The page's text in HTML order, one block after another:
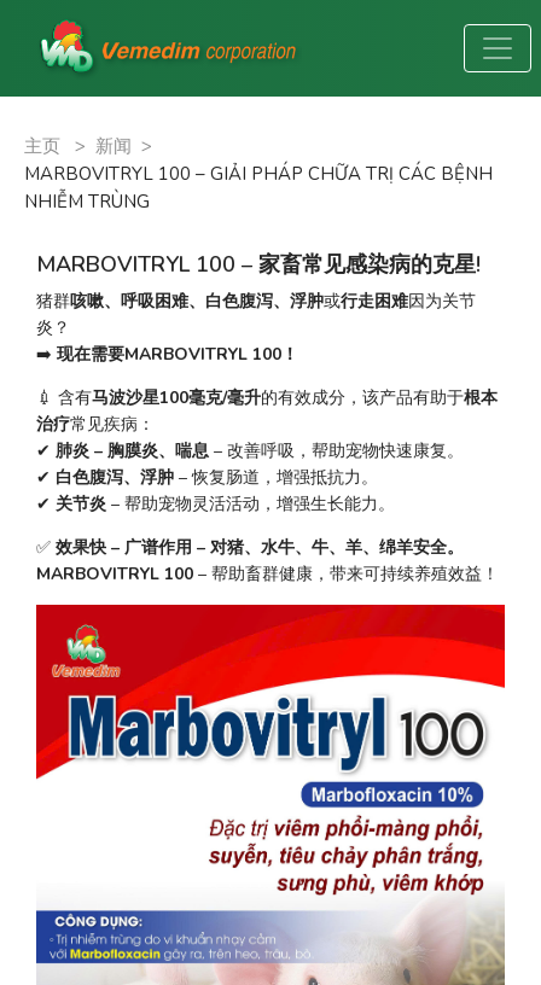
主页 > 新闻 >
MARBOVITRYL 100 – GIẢI PHÁP CHỮA TRỊ CÁC BỆNH
NHIỄM TRÙNG
MARBOVITRYL 100 – 家畜常见感染病的克星!
猪群咳嗽、呼吸困难、白色腹泻、浮肿或行走困难因为关节
炎？
➡️ 现在需要MARBOVITRYL 100！
💉 含有马波沙星100毫克/毫升的有效成分，该产品有助于根本
治疗常见疾病：
✔ 肺炎 – 胸膜炎、喘息 – 改善呼吸，帮助宠物快速康复。
✔ 白色腹泻、浮肿 – 恢复肠道，增强抵抗力。
✔ 关节炎 – 帮助宠物灵活活动，增强生长能力。
✅ 效果快 – 广谱作用 – 对猪、水牛、牛、羊、绵羊安全。
MARBOVITRYL 100 – 帮助畜群健康，带来可持续养殖效益！